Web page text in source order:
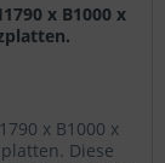
x B1000 x
x B1000 x
Diese